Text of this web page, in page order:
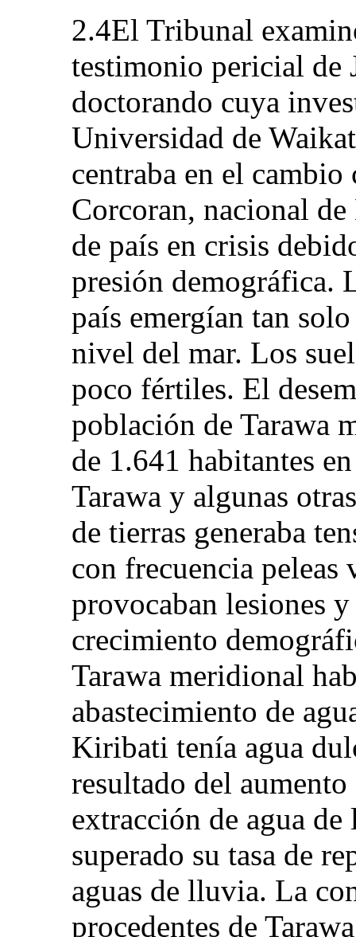
2.4El Tribunal
testimonio pericial de
doctorando cuya
Universidad de
centraba en el
Corcoran, nacional
de país en crisis
presión demográfica.
país emergían tan
nivel del mar. Los
poco fértiles. El
población de Tarawa
de 1.641 habitantes
Tarawa y algunas
de tierras generaba
con frecuencia peleas
provocaban lesiones
crecimiento
Tarawa meridional
abastecimiento de
Kiribati tenía agua
resultado del
extracción de agua
superado su tasa de
aguas de lluvia. La
procedentes de